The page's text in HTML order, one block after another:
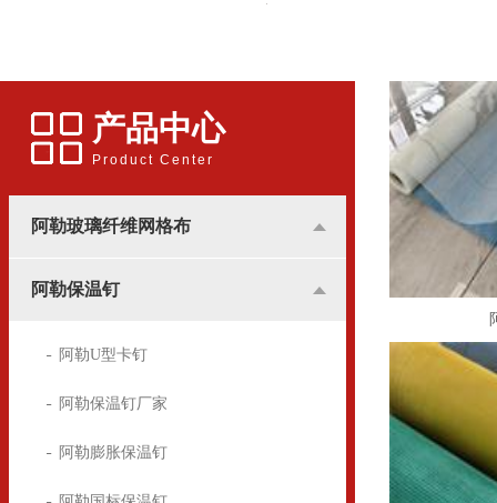
产品中心
Product Center
阿勒玻璃纤维网格布
阿勒保温钉
阿勒U型卡钉
阿勒保温钉厂家
阿勒膨胀保温钉